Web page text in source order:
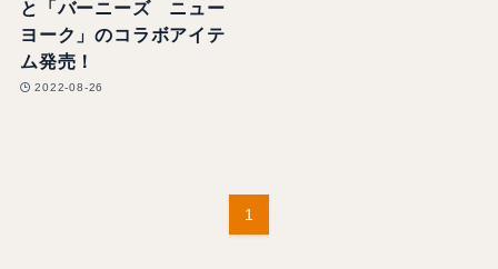
と「バーニーズ ニュー
ヨーク」のコラボアイテ
ム発売！
2022-08-26
1